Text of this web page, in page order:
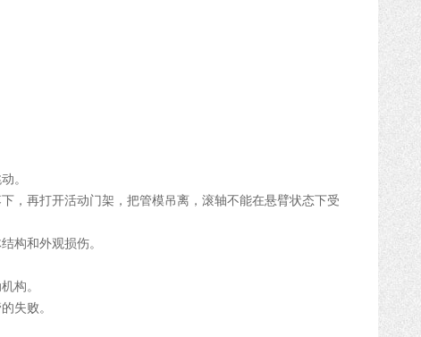
。
，再打开活动门架，把管模吊离，滚轴不能在悬臂状态下受
构和外观损伤。
构。
失败。